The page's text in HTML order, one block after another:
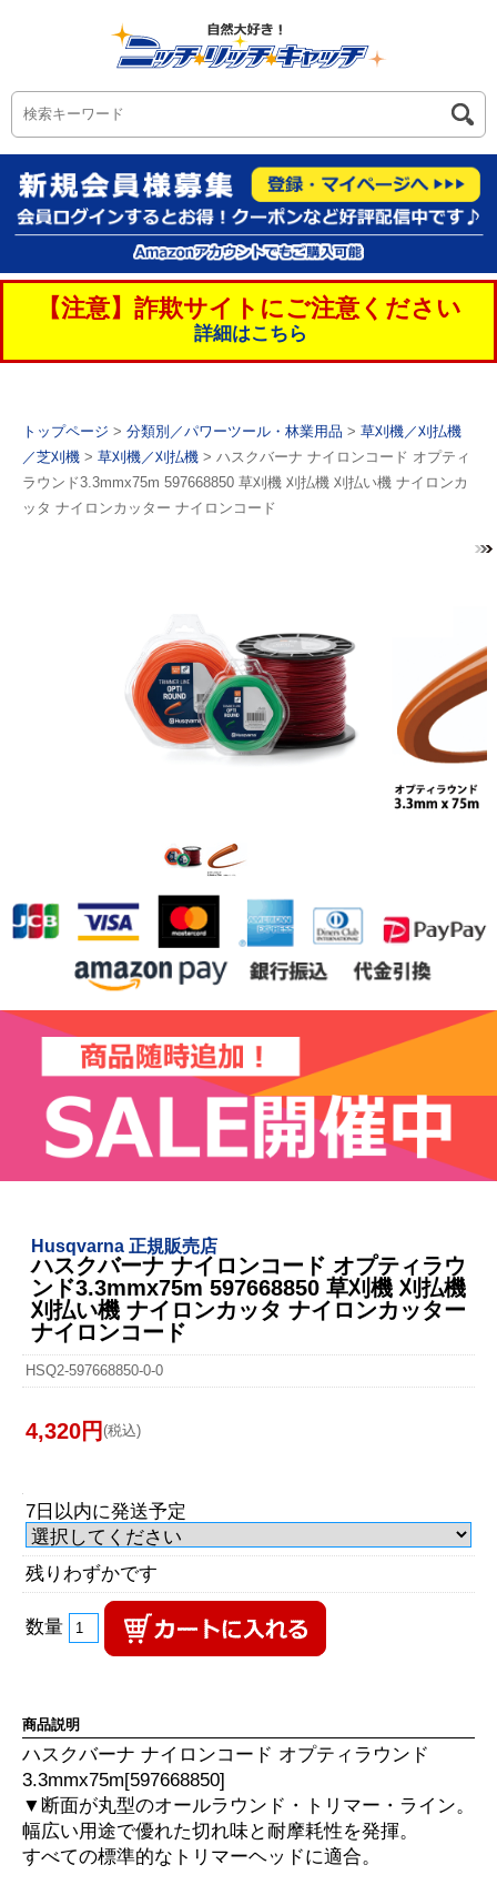
【注意】詐欺サイトにご注意ください
詳細はこちら
トップページ > 分類別／パワーツール・林業用品 > 草刈機／刈払機
／芝刈機 > 草刈機／刈払機 > ハスクバーナ ナイロンコード オプティ
ラウンド3.3mmx75m 597668850 草刈機 刈払機 刈払い機 ナイロンカ
ッタ ナイロンカッター ナイロンコード
Husqvarna 正規販売店
ハスクバーナ ナイロンコード オプティラウ
ンド3.3mmx75m 597668850 草刈機 刈払機
刈払い機 ナイロンカッタ ナイロンカッター
ナイロンコード
HSQ2-597668850-0-0
4,320円 (税込)
7日以内に発送予定
残りわずかです
数量
商品説明
ハスクバーナ ナイロンコード オプティラウンド
3.3mmx75m[597668850]
▼断面が丸型のオールラウンド・トリマー・ライン。
幅広い用途で優れた切れ味と耐摩耗性を発揮。
すべての標準的なトリマーヘッドに適合。